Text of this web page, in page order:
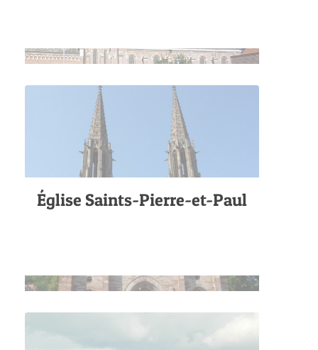
Église Saints-Pierre-et-Paul